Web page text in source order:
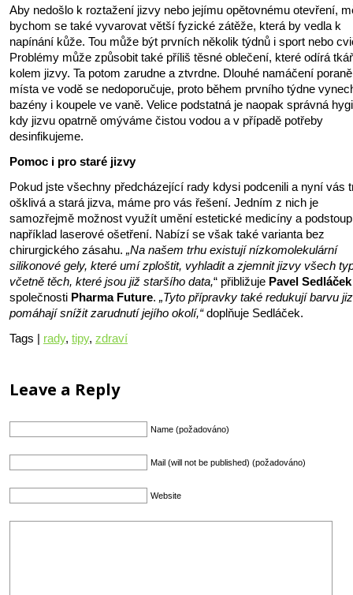
Aby nedošlo k roztažení jizvy nebo jejímu opětovnému otevření,
bychom se také vyvarovat větší fyzické zátěže, která by vedla k
napínání kůže. Tou může být prvních několik týdnů i sport nebo
Problémy může způsobit také příliš těsné oblečení, které odírá
kolem jizvy. Ta potom zarudne a ztvrdne. Dlouhé namáčení
místa ve vodě se nedoporučuje, proto během prvního týdne
bazény i koupele ve vaně. Velice podstatná je naopak správná
kdy jizvu opatrně omýváme čistou vodou a v případě potřeby
desinfikujeme.
Pomoc i pro staré jizvy
Pokud jste všechny předcházející rady kdysi podcenili a nyní vás
ošklivá a stará jizva, máme pro vás řešení. Jedním z nich je
samozřejmě možnost využít umění estetické medicíny a
například laserové ošetření. Nabízí se však také varianta bez
chirurgického zásahu. „Na našem trhu existují nízkomolekulární
silikonové gely, které umí zploštit, vyhladit a zjemnit jizvy všech
včetně těch, které jsou již staršího data,“ přibližuje Pavel Sedláček
společnosti Pharma Future. „Tyto přípravky také redukují barvu
pomáhají snížit zarudnutí jejího okolí,“doplňuje Sedláček.
Tags | rady, tipy, zdraví
Leave a Reply
Name (požadováno)
Mail (will not be published) (požadováno)
Website